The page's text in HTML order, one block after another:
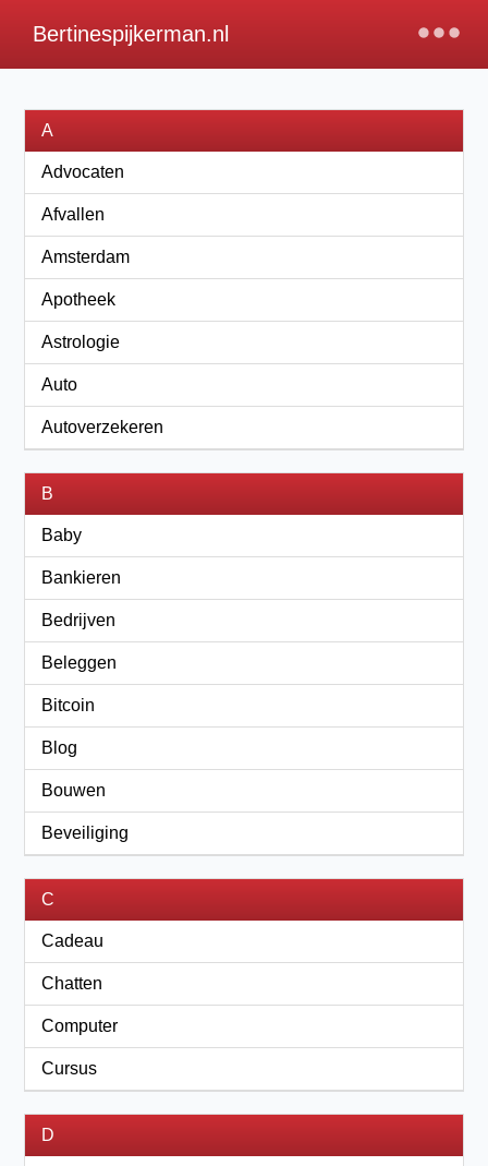
×
Bertinespijkerman.nl
A
Advocaten
Afvallen
Amsterdam
Apotheek
Astrologie
Auto
Autoverzekeren
B
Baby
Bankieren
Bedrijven
Beleggen
Bitcoin
Blog
Bouwen
Beveiliging
C
Cadeau
Chatten
Computer
Cursus
D